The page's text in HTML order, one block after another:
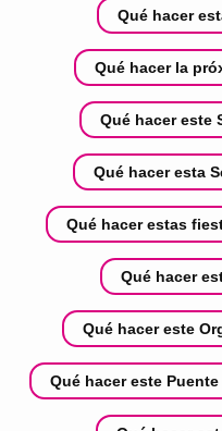
Qué hacer
Qué hacer la
Qué hacer este
Qué hacer esta
Qué hacer estas
Qué hacer
Qué hacer este
Qué hacer este